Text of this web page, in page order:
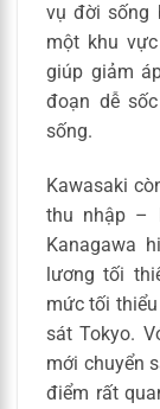
vụ đời sống
một khu
giúp giảm
đoạn dễ
sống.
Kawasaki
thu nhập –
Kanagawa
lương tối
mức tối
sát Tokyo.
mới chuyển
điểm rất